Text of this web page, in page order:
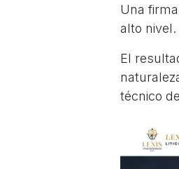
Una
alto nivel.
El
técnico